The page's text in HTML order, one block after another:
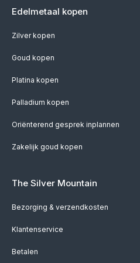
Edelmetaal kopen
Zilver kopen
Goud kopen
Platina kopen
Palladium kopen
Oriënterend gesprek inplannen
Zakelijk goud kopen
The Silver Mountain
Bezorging & verzendkosten
Klantenservice
Betalen